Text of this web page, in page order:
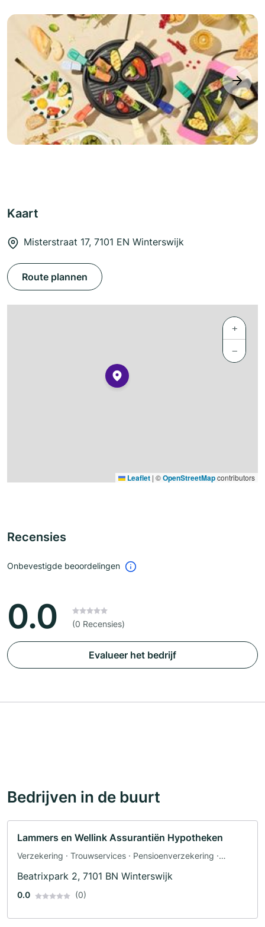
next
Kaart
Misterstraat 17, 7101 EN Winterswijk
Route plannen
+
−
Leaflet | ©OpenStreetMapcontributors
Recensies
Onbevestigde beoordelingen
0.0 (0 Recensies)
Evalueer het bedrijf
Bedrijven in de buurt
Lammers en Wellink Assurantiën Hypotheken
Verzekering · Trouwservices · Pensioenverzekering ·
Toegankelijke badkamer · Autoverzekering
Beatrixpark 2, 7101 BN Winterswijk
0.0 (0)